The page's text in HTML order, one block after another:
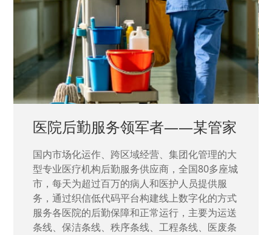
中国兵器工业集团——银光化学
国家“一五”期间156个重点项目之一。属于国家
高新技术企业，在信息化升级建设中，存在大
量“小、散、碎”的信息化需求，需要投入大量人
力资源进行开发，通过引入织信低代码平台，解
决当下遇到的各类业务难题，提升整体的IT研发
效率。